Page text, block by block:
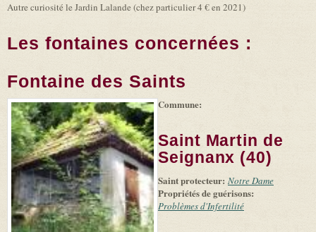
Autre curiosité le Jardin Lalande (chez particulier 4 € en 2021)
Les fontaines concernées :
Fontaine des Saints
-
Leaflet (link is
|
Tiles
(link is
external)
©
Microsoft
and
suppliers
Commune:
Saint Martin de
Seignanx (40)
Saint protecteur: Notre Dame
Propriétés de guérisons:
Problèmes d'Infertilité